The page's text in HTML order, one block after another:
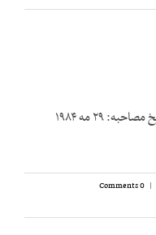
روایت‌کننده: خانم مهرانگیز دولتشاهی تاریخ مصاحبه: ۲۹ مه ۱۹۸۴
|
0 Comments